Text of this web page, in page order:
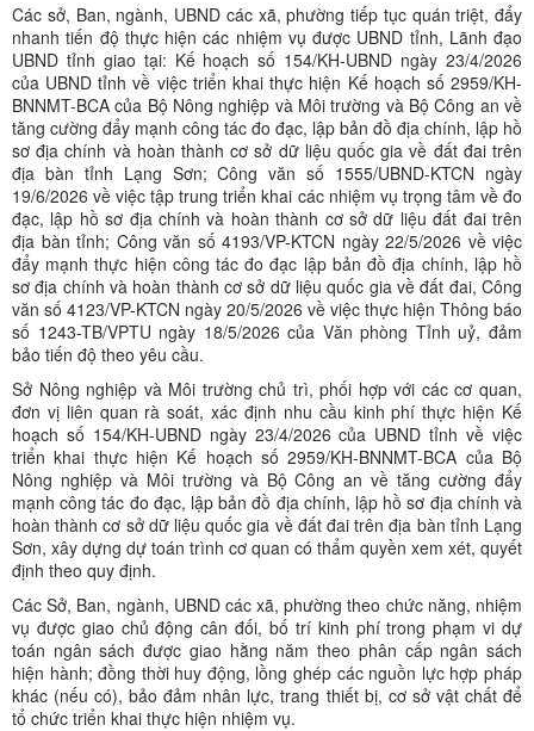
Các sở, Ban, ngành, UBND các xã, phường tiếp tục quán triệt, đẩy
nhanh tiến độ thực hiện các nhiệm vụ được UBND tỉnh, Lãnh đạo
UBND tỉnh giao tại: Kế hoạch số 154/KH-UBND ngày 23/4/2026
của UBND tỉnh về việc triển khai thực hiện Kế hoạch số 2959/KH-
BNNMT-BCA của Bộ Nông nghiệp và Môi trường và Bộ Công an về
tăng cường đẩy mạnh công tác đo đạc, lập bản đồ địa chính, lập hồ
sơ địa chính và hoàn thành cơ sở dữ liệu quốc gia về đất đai trên
địa bàn tỉnh Lạng Sơn; Công văn số 1555/UBND-KTCN ngày
19/6/2026 về việc tập trung triển khai các nhiệm vụ trọng tâm về đo
đạc, lập hồ sơ địa chính và hoàn thành cơ sở dữ liệu đất đai trên
địa bàn tỉnh; Công văn số 4193/VP-KTCN ngày 22/5/2026 về việc
đẩy mạnh thực hiện công tác đo đạc lập bản đồ địa chính, lập hồ
sơ địa chính và hoàn thành cơ sở dữ liệu quốc gia về đất đai, Công
văn số 4123/VP-KTCN ngày 20/5/2026 về việc thực hiện Thông báo
số 1243-TB/VPTU ngày 18/5/2026 của Văn phòng Tỉnh uỷ, đảm
bảo tiến độ theo yêu cầu.
Sở Nông nghiệp và Môi trường chủ trì, phối hợp với các cơ quan,
đơn vị liên quan rà soát, xác định nhu cầu kinh phí thực hiện Kế
hoạch số 154/KH-UBND ngày 23/4/2026 của UBND tỉnh về việc
triển khai thực hiện Kế hoạch số 2959/KH-BNNMT-BCA của Bộ
Nông nghiệp và Môi trường và Bộ Công an về tăng cường đẩy
mạnh công tác đo đạc, lập bản đồ địa chính, lập hồ sơ địa chính và
hoàn thành cơ sở dữ liệu quốc gia về đất đai trên địa bàn tỉnh Lạng
Sơn, xây dựng dự toán trình cơ quan có thẩm quyền xem xét, quyết
định theo quy định.
Các Sở, Ban, ngành, UBND các xã, phường theo chức năng, nhiệm
vụ được giao chủ động cân đối, bố trí kinh phí trong phạm vi dự
toán ngân sách được giao hằng năm theo phân cấp ngân sách
hiện hành; đồng thời huy động, lồng ghép các nguồn lực hợp pháp
khác (nếu có), bảo đảm nhân lực, trang thiết bị, cơ sở vật chất để
tổ chức triển khai thực hiện nhiệm vụ.